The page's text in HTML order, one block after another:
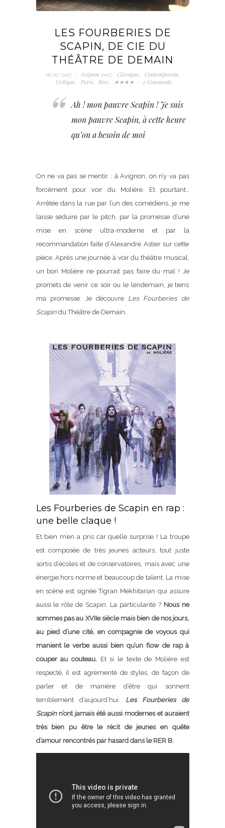
LES FOURBERIES DE
SCAPIN, DE CIE DU
THÉÂTRE DE DEMAIN
16/07/2017 / Avignon 2017, Classique, Contemporain,
Critique, Paris, Rire, ★★★★ / 2 Comments
Ah ! mon pauvre Scapin ! Je suis
mon pauvre Scapin, à cette heure
qu’on a besoin de moi
On ne va pas se mentir : à Avignon, on n’y va pas
forcément pour voir du Molière. Et pourtant…
Arrêtée dans la rue par l’un des comédiens, je me
laisse séduire par le pitch, par la promesse d’une
mise en scène ultra-moderne et par la
recommandation faite d’Alexandre Astier sur cette
pièce. Après une journée à voir du théâtre musical,
un bon Molière ne pourrait pas faire du mal ! Je
promets de venir ce soir ou le lendemain, je tiens
ma promesse. Je découvre Les Fourberies de
Scapindu Théâtre de Demain.
Les Fourberies de Scapin en rap :
une belle claque !
Et bien m’en a pris car quelle surprise ! La troupe
est composée de très jeunes acteurs, tout juste
sortis d’écoles et de conservatoires, mais avec une
énergie hors norme et beaucoup de talent. La mise
en scène est signée Tigran Mekhitarian qui assure
aussi le rôle de Scapin. La particularité ?Nous ne
sommes pas au XVIIe siècle mais bien de nos jours,
au pied d’une cité, en compagnie de voyous qui
manient le verbe aussi bien qu’un flow de rap à
couper au couteau.Et si le texte de Molière est
respecté, il est agrémenté de styles, de façon de
parler et de manière d’être qui sonnent
terriblement d’aujourd’hui.
Les Fourberies de
Scapinn’ont jamais été aussi modernes et auraient
très bien pu être le récit de jeunes en quête
d’amour rencontrés par hasard dans le RER B.